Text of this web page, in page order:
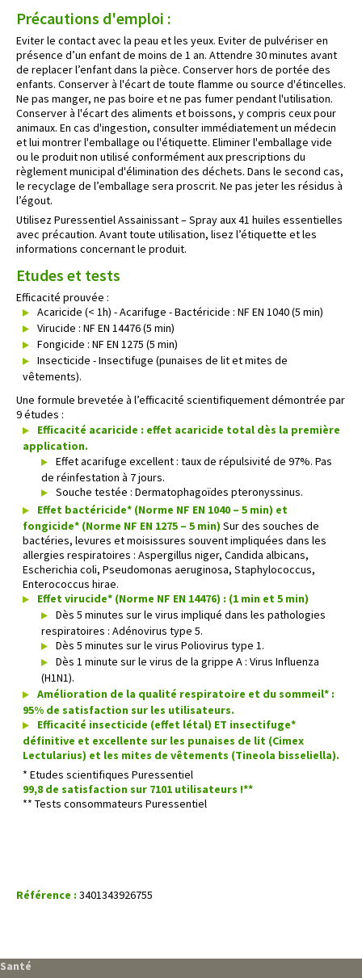
Précautions d'emploi :
Eviter le contact avec la peau et les yeux. Eviter de pulvériser en
présence d’un enfant de moins de 1 an. Attendre 30 minutes avant
de replacer l’enfant dans la pièce. Conserver hors de portée des
enfants. Conserver à l'écart de toute flamme ou source d'étincelles.
Ne pas manger, ne pas boire et ne pas fumer pendant l'utilisation.
Conserver à l'écart des aliments et boissons, y compris ceux pour
animaux. En cas d'ingestion, consulter immédiatement un médecin
et lui montrer l'emballage ou l'étiquette. Eliminer l'emballage vide
ou le produit non utilisé conformément aux prescriptions du
règlement municipal d'élimination des déchets. Dans le second cas,
le recyclage de l’emballage sera proscrit. Ne pas jeter les résidus à
l’égout.
Utilisez Puressentiel Assainissant – Spray aux 41 huiles essentielles
avec précaution. Avant toute utilisation, lisez l’étiquette et les
informations concernant le produit.
Etudes et tests
Efficacité prouvée :
Acaricide (< 1h) - Acarifuge - Bactéricide : NF EN 1040 (5 min)
Virucide : NF EN 14476 (5 min)
Fongicide : NF EN 1275 (5 min)
Insecticide - Insectifuge (punaises de lit et mites de
vêtements).
Une formule brevetée à l’efficacité scientifiquement démontrée par
9 études :
Efficacité acaricide : effet acaricide total dès la première
application.
Effet acarifuge excellent : taux de répulsivité de 97%. Pas
de réinfestation à 7 jours.
Souche testée : Dermatophagoïdes pteronyssinus.
Effet bactéricide* (Norme NF EN 1040 – 5 min) et
fongicide* (Norme NF EN 1275 – 5 min) Sur des souches de
bactéries, levures et moisissures souvent impliquées dans les
allergies respiratoires : Aspergillus niger, Candida albicans,
Escherichia coli, Pseudomonas aeruginosa, Staphylococcus,
Enterococcus hirae.
Effet virucide* (Norme NF EN 14476) : (1 min et 5 min)
Dès 5 minutes sur le virus impliqué dans les pathologies
respiratoires : Adénovirus type 5.
Dès 5 minutes sur le virus Poliovirus type 1.
Dès 1 minute sur le virus de la grippe A : Virus Influenza
(H1N1).
Amélioration de la qualité respiratoire et du sommeil* :
95% de satisfaction sur les utilisateurs.
Efficacité insecticide (effet létal) ET insectifuge*
définitive et excellente sur les punaises de lit (Cimex
Lectularius) et les mites de vêtements (Tineola bisseliella).
* Etudes scientifiques Puressentiel
99,8 de satisfaction sur 7101 utilisateurs !**
** Tests consommateurs Puressentiel
Référence : 3401343926755
Santé